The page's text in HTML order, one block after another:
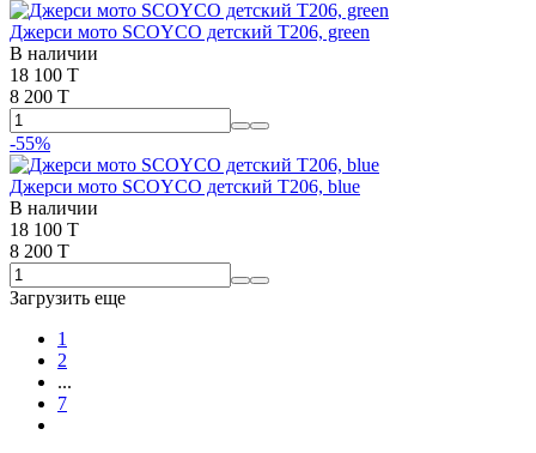
Джерси мото SCOYCO детский T206, green
В наличии
18 100 T
8 200 T
-55%
Джерси мото SCOYCO детский T206, blue
В наличии
18 100 T
8 200 T
Загрузить еще
1
2
...
7